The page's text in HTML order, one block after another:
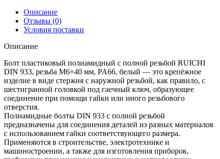
Описание
Отзывы (0)
Условия поставки
Описание
Болт пластиковый полиамидный с полной резьбой RUICHI
DIN 933, резьба М6×40 мм, PA66, белый — это крепёжное
изделие в виде стержня с наружной резьбой, как правило, с
шестигранной головкой под гаечный ключ, образующее
соединение при помощи гайки или иного резьбового
отверстия.
Полиамидные болты DIN 933 с полной резьбой
предназначены для соединения деталей из разных материалов
с использованием гайки соответствующего размера.
Применяются в строительстве, электротехнике и
машиностроении, а также для изготовления приборов,